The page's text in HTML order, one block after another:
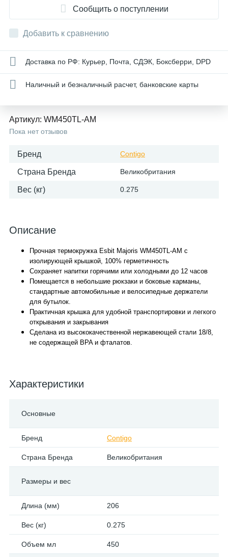
Сообщить о поступлении
Добавить к сравнению
Доставка по РФ: Курьер, Почта, СДЭК, Боксберри, DPD
Наличный и безналичный расчет, банковские карты
Артикул: WM450TL-AM
Пока нет отзывов
Бренд Contigo
Страна Бренда Великобритания
Вес (кг) 0.275
Описание
Прочная термокружка Esbit Majoris WM450TL-AM с
изолирующей крышкой, 100% герметичность
Сохраняет напитки горячими или холодными до 12 часов
Помещается в небольшие рюкзаки и боковые карманы,
стандартные автомобильные и велосипедные держатели
для бутылок.
Практичная крышка для удобной транспортировки и легкого
открывания и закрывания
Сделана из высококачественной нержавеющей стали 18/8,
не содержащей BPA и фталатов.
Характеристики
Основные
Бренд Contigo
Страна Бренда Великобритания
Размеры и вес
Длина (мм) 206
Вес (кг) 0.275
Объем мл 450